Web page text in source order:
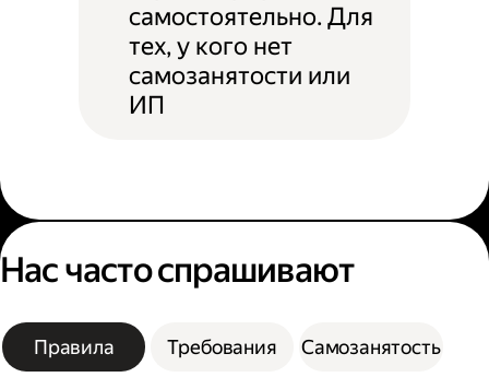
самостоятельно. Для
тех, у кого нет
самозанятости или
ИП
Нас часто спрашивают
Правила Требования Самозанятость